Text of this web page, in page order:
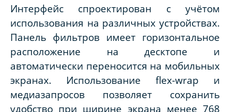
Интерфейс спроектирован с учётом
использования на различных устройствах.
Панель фильтров имеет горизонтальное
расположение на десктопе и
автоматически переносится на мобильных
экранах. Использование flex-wrap и
медиазапросов позволяет сохранить
удобство при ширине экрана менее 768